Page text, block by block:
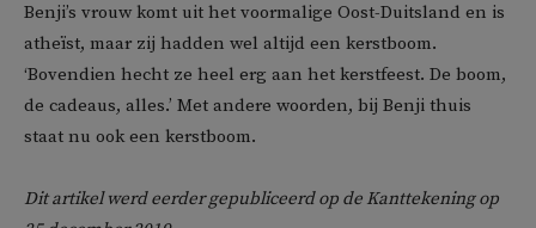
Benji’s vrouw komt uit het voormalige Oost-Duitsland en is
atheïst, maar zij hadden wel altijd een kerstboom.
‘Bovendien hecht ze heel erg aan het kerstfeest. De boom,
de cadeaus, alles.’ Met andere woorden, bij Benji thuis
staat nu ook een kerstboom.
Dit artikel werd eerder gepubliceerd op de Kanttekening op